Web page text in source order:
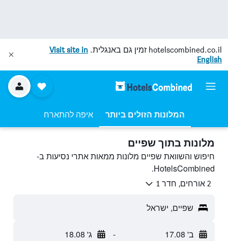
hotelscombined.co.il זמין גם באנגלית. Visit site in
English
המלונות הזולים ביותר איפה להתארח
מלונות בתוך שפיים
חיפוש והשוואת שפיים מלונות ממאות אתרי נסיעות ב-
HotelsCombined.
2 אורחים, חדר 1
שפיים, ישראל
ב' 17.08 - ג' 18.08